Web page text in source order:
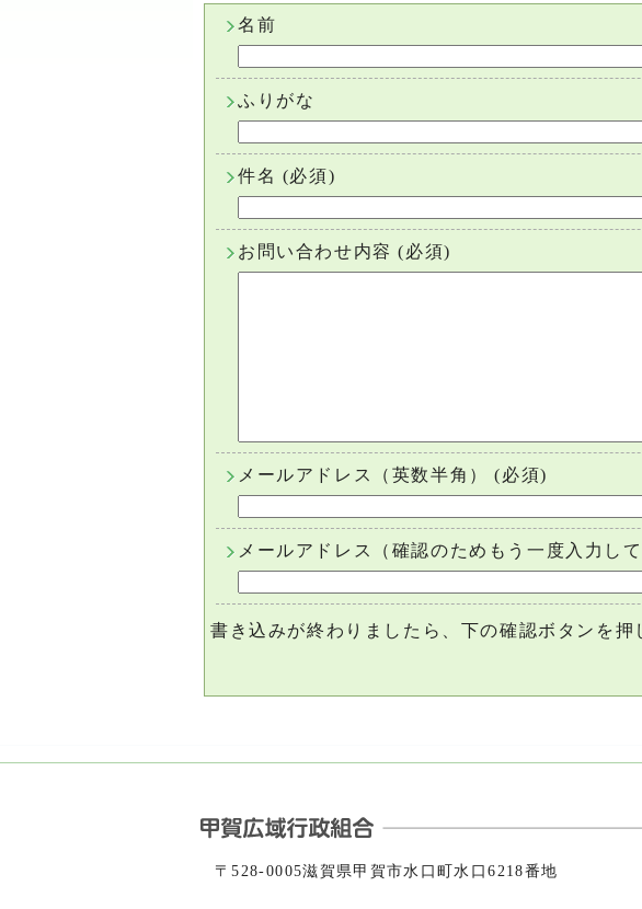
名前
ふりがな
件名 (必須)
お問い合わせ内容 (必須)
メールアドレス（英数半角） (必須)
メールアドレス（確認のためもう一度入力して
書き込みが終わりましたら、下の確認ボタンを押
〒528-0005滋賀県甲賀市水口町水口6218番地